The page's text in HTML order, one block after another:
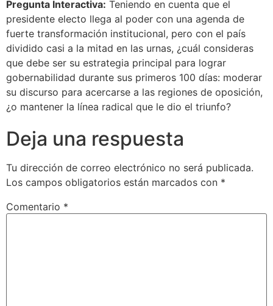
Pregunta Interactiva: Teniendo en cuenta que el
presidente electo llega al poder con una agenda de
fuerte transformación institucional, pero con el país
dividido casi a la mitad en las urnas, ¿cuál consideras
que debe ser su estrategia principal para lograr
gobernabilidad durante sus primeros 100 días: moderar
su discurso para acercarse a las regiones de oposición,
¿o mantener la línea radical que le dio el triunfo?
Deja una respuesta
Tu dirección de correo electrónico no será publicada.
Los campos obligatorios están marcados con *
Comentario *